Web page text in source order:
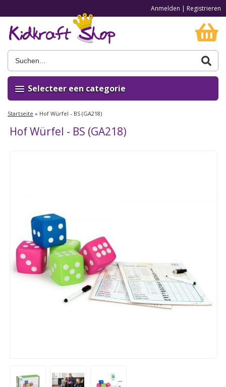
Anmelden | Registrieren
Selecteer een categorie
Startseite » Hof Würfel - BS (GA218)
Hof Würfel - BS (GA218)